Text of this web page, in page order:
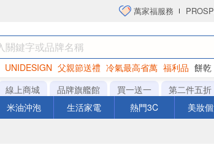
萬家福服務
UNIDESIGN 父親節送禮 冷氣最高省萬 福利品 餅乾
罐頭 海苔 洋芋片
線上商城 品牌旗艦館 買一送一 第二件五折
米油沖泡 生活家電 熱門3C 美妝